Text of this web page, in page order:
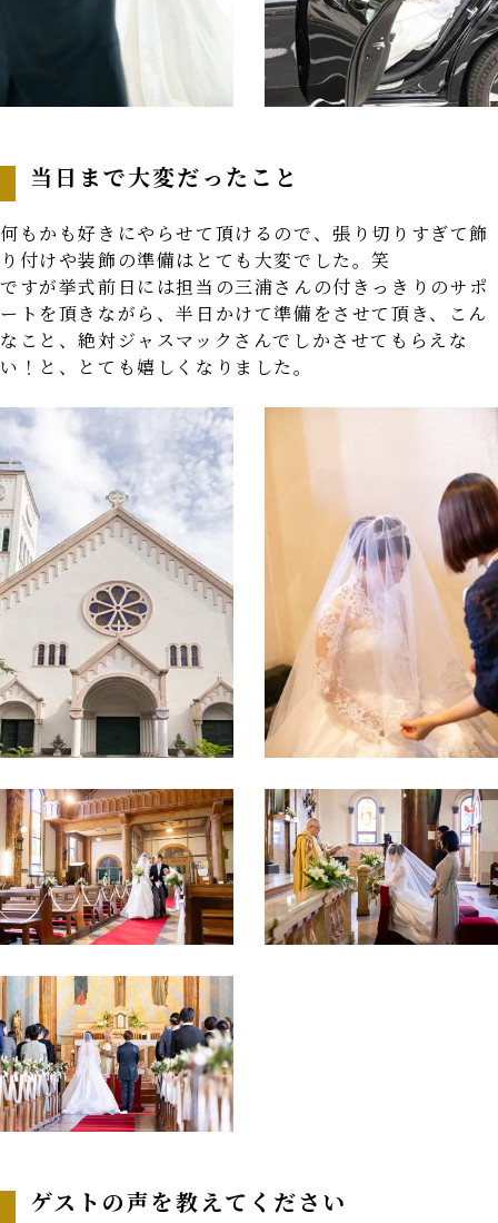
当日まで大変だったこと
何もかも好きにやらせて頂けるので、張り切りすぎて飾
り付けや装飾の準備はとても大変でした。笑
ですが挙式前日には担当の三浦さんの付きっきりのサポ
ートを頂きながら、半日かけて準備をさせて頂き、こん
なこと、絶対ジャスマックさんでしかさせてもらえな
い！と、とても嬉しくなりました。
ゲストの声を教えてください